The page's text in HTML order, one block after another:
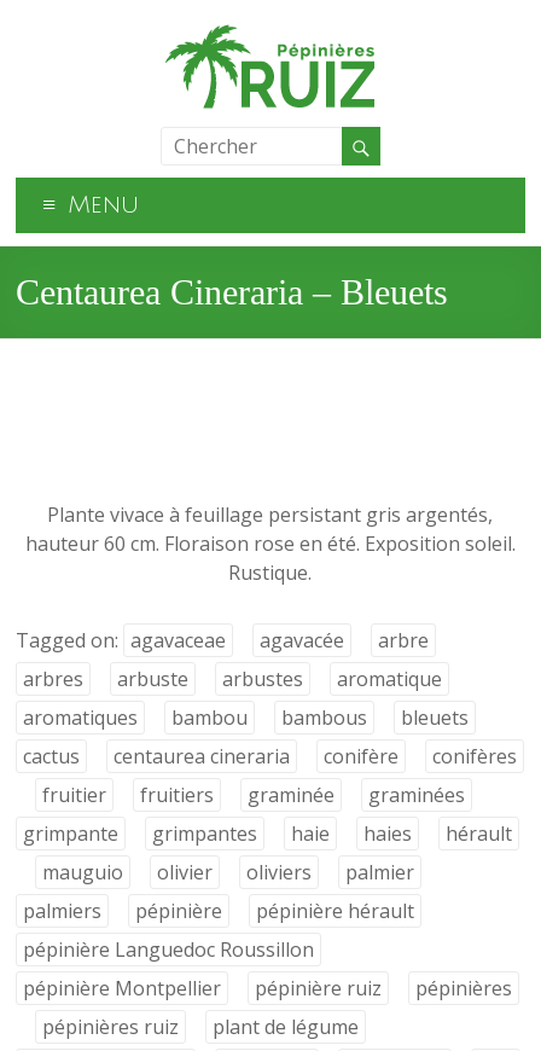
Menu
Centaurea Cineraria – Bleuets
Plante vivace à feuillage persistant gris argentés,
hauteur 60 cm. Floraison rose en été. Exposition soleil.
Rustique.
Tagged on: agavaceae agavacée
arbre
arbres
arbuste arbustes
aromatique
aromatiques
bambou bambous
bleuets
cactus
centaurea cineraria conifère
conifères
fruitier
fruitiers graminée
graminées
grimpante
grimpantes haie haies
hérault
mauguio
olivier oliviers
palmier
palmiers
pépinière
pépinière hérault
pépinière Languedoc Roussillon
pépinière Montpellier
pépinière ruiz
pépinières
pépinières ruiz
plant de légume